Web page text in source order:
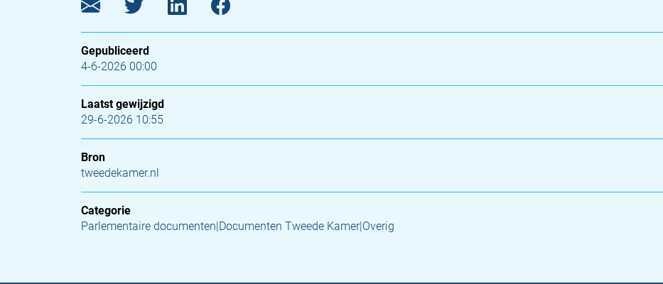
Gepubliceerd
4-6-2026 00:00
Laatst gewijzigd
29-6-2026 10:55
Bron
tweedekamer.nl
Categorie
Parlementaire documenten|Documenten Tweede Kamer|Overig